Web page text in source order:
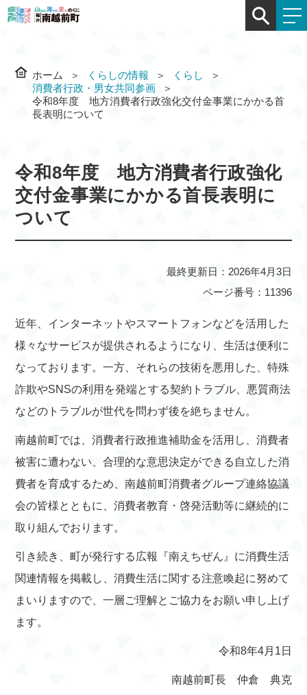
ホーム くらしの情報
くらし
消費者行政・男女共同参画
令和8年度 地方消費者行政強化交付金事業にかかる首
長表明について
令和8年度 地方消費者行政強化
交付金事業にかかる首長表明に
ついて
最終更新日：2026年4月3日
ページ番号：11396
近年、インターネットやスマートフォンなどを活用した
様々なサービスが提供されるようになり、生活は便利に
なっております。一方、それらの技術を悪用した、特殊
詐欺やSNSの利用を発端とする契約トラブル、悪質商法
などのトラブルが世代を問わず後を絶ちません。
南越前町では、消費者行政推進補助金を活用し、消費者
被害に遭わない、合理的な意思決定ができる自立した消
費者を育成するため、南越前町消費者グループ連絡協議
会の皆様とともに、消費者教育・啓発活動等に継続的に
取り組んでおります。
引き続き、町が発行する広報『南えちぜん』に消費生活
関連情報を掲載し、消費生活に関する注意喚起に努めて
まいりますので、一層ご理解とご協力をお願い申し上げ
ます。
令和8年4月1日
南越前町長 仲倉 典克